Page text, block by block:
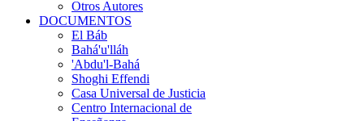
Otros Autores
DOCUMENTOS
El Báb
Bahá'u'lláh
'Abdu'l-Bahá
Shoghi Effendi
Casa Universal de Justicia
Centro Internacional de